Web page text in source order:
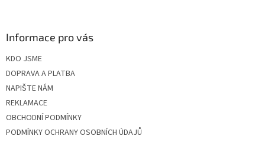
Informace pro vás
KDO JSME
DOPRAVA A PLATBA
NAPIŠTE NÁM
REKLAMACE
OBCHODNÍ PODMÍNKY
PODMÍNKY OCHRANY OSOBNÍCH ÚDAJŮ